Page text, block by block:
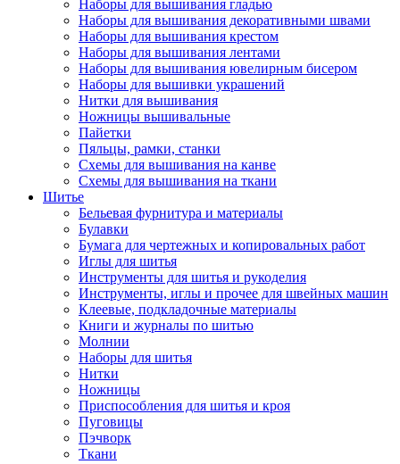
Наборы для вышивания гладью
Наборы для вышивания декоративными швами
Наборы для вышивания крестом
Наборы для вышивания лентами
Наборы для вышивания ювелирным бисером
Наборы для вышивки украшений
Нитки для вышивания
Ножницы вышивальные
Пайетки
Пяльцы, рамки, станки
Схемы для вышивания на канве
Схемы для вышивания на ткани
Шитье
Бельевая фурнитура и материалы
Булавки
Бумага для чертежных и копировальных работ
Иглы для шитья
Инструменты для шитья и рукоделия
Инструменты, иглы и прочее для швейных машин
Клеевые, подкладочные материалы
Книги и журналы по шитью
Молнии
Наборы для шитья
Нитки
Ножницы
Приспособления для шитья и кроя
Пуговицы
Пэчворк
Ткани